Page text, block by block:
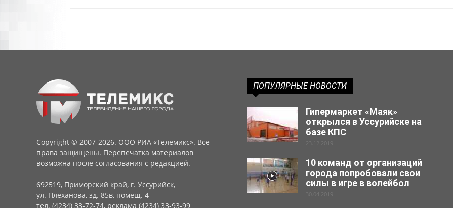
Copyright © 2007-2026. ООО РИА «Телемикс». Все
права защищены. Перепечатка материалов
возможна после согласования с редакцией.
692519, Приморский край, г. Уссурийск,
ул. Плеханова, зд. 85в, помещ. 4
тел. (4234) 33-72-74, реклама (4234) 33-93-99
ПОПУЛЯРНЫЕ НОВОСТИ
Гипермаркет «Маяк»
открылся в Уссурийске на
базе КПС
23.12.2019
10 команд от организаций
города попробовали свои
силы в игре в волейбол
30.04.2019